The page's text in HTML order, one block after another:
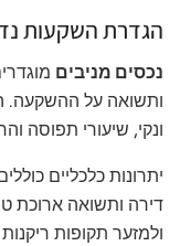
הגדרת השקעות
נכסים מניבים
ותשואה על ההשקעה.
ונקי, שיעורי תפוסה
יתרונות כלכליים
דירה ותשואה ארוכת
ולמזער תקופות